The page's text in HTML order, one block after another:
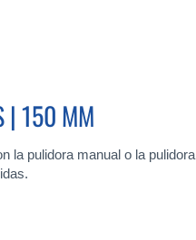
| 150 MM
la pulidora manual o la